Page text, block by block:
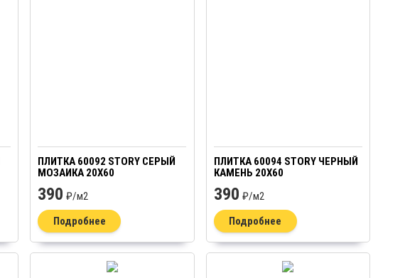
ПЛИТКА 60092 STORY СЕРЫЙ
МОЗАИКА 20Х60
390 ₽/м2
Подробнее
ПЛИТКА 60094 STORY ЧЕРНЫЙ
КАМЕНЬ 20Х60
390 ₽/м2
Подробнее